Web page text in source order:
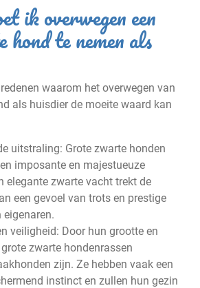
ik overwegen een
te nemen als
waarom het overwegen van
als huisdier de moeite waard kan
uitstraling: Grote zwarte honden
imposante en majestueuze
elegante zwarte vacht trekt de
een gevoel van trots en prestige
eigenaren.
veiligheid: Door hun grootte en
zwarte hondenrassen
zijn. Ze hebben vaak een
instinct en zullen hun gezin